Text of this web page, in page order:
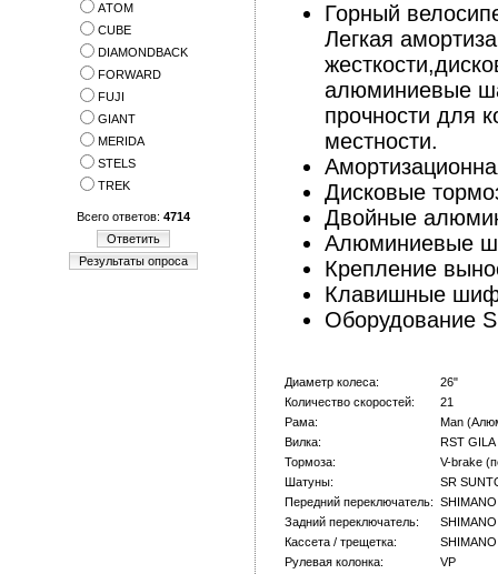
АTOM
CUBE
DIAMONDBACK
FORWARD
FUJI
GIANT
MERIDA
STELS
TREK
Всего ответов: 4714
Ответить
Результаты опроса
Горный
Легкая
алюминиевые
прочности для
местности.
Дисковые
Двойные
Алюминиевые
Крепление
Клавишные
Оборудование
Диаметр колеса:
26"
Количество скоростей:
21
Рама:
Man
Вилка:
RST
Тормоза:
V-brake
Шатуны:
SR
Передний переключатель:
Задний переключатель:
Кассета / трещетка:
Рулевая колонка:
VP